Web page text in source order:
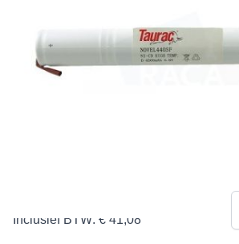
Kies uw connector bij "'meer informatie"
Inclusief BTW: € 41,08